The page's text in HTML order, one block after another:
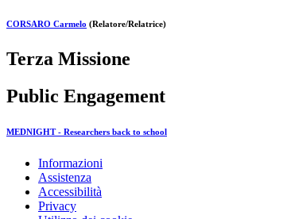
CORSARO Carmelo (Relatore/Relatrice)
Terza Missione
Public Engagement
MEDNIGHT - Researchers back to school
Informazioni
Assistenza
Accessibilità
Privacy